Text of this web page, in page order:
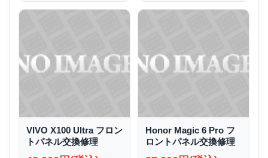
VIVO X100 Ultra フロン
トパネル交換修理
Honor Magic 6 Pro フ
ロントパネル交換修理